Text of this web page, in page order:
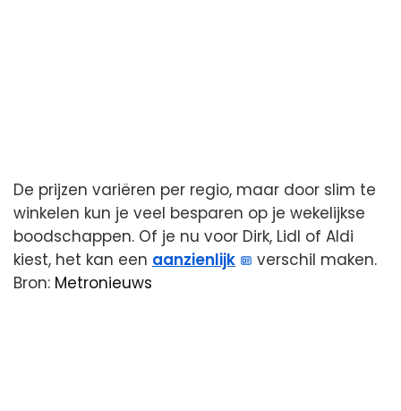
De prijzen variëren per regio, maar door slim te
winkelen kun je veel besparen op je wekelijkse
boodschappen. Of je nu voor Dirk, Lidl of Aldi
kiest, het kan een aanzienlijk
verschil maken.
Bron: Metronieuws